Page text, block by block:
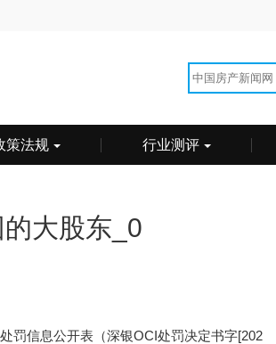
策法规 行业测评
大股东_0
信息公开表（深银OCI处罚决定书字[202